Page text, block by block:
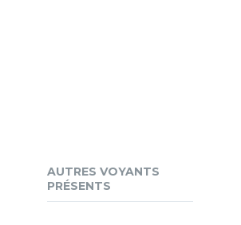
AUTRES VOYANTS
PRÉSENTS